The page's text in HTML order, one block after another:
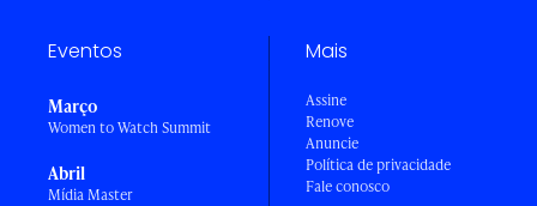
Eventos
Março
Women to Watch Summit
Abril
Mídia Master
Mais
Assine
Renove
Anuncie
Política de privacidade
Fale conosco